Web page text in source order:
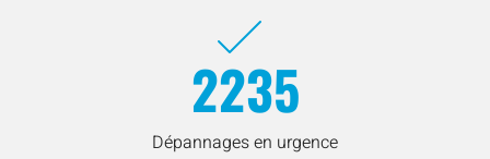
2235
Dépannages en urgence